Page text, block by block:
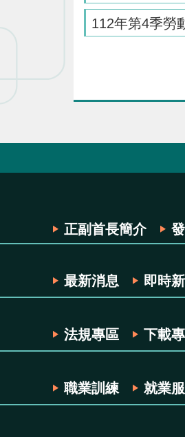
112年第4季勞
正副首長簡介
最新消息 即時
法規專區 下載
職業訓練 就業